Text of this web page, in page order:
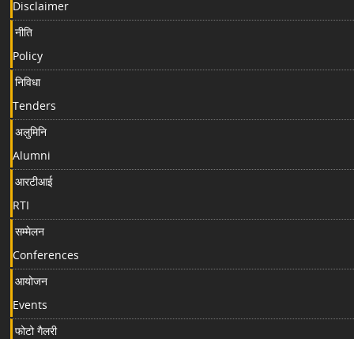
Disclaimer
नीति
Policy
निविधा
Tenders
अलुमिनि
Alumni
आरटीआई
RTI
सम्मेलन
Conferences
आयोजन
Events
फोटो गैलरी